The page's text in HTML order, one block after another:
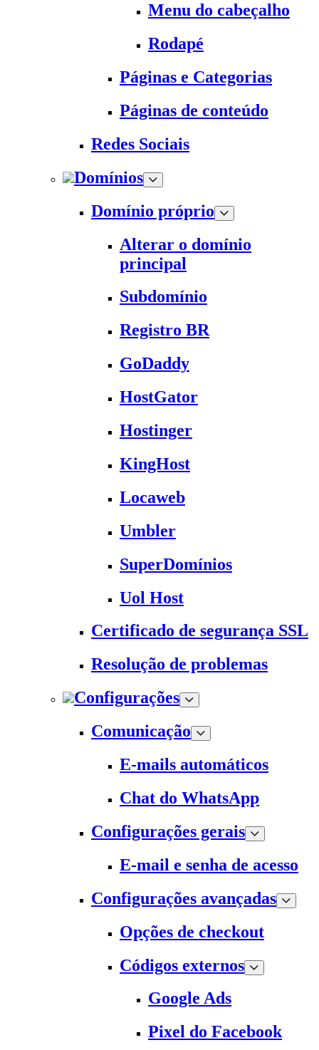
Menu do cabeçalho
Rodapé
Páginas e Categorias
Páginas de conteúdo
Redes Sociais
Domínios
Domínio próprio
Alterar o domínio
principal
Subdomínio
Registro BR
GoDaddy
HostGator
Hostinger
KingHost
Locaweb
Umbler
SuperDomínios
Uol Host
Certificado de segurança SSL
Resolução de problemas
Configurações
Comunicação
E-mails automáticos
Chat do WhatsApp
Configurações gerais
E-mail e senha de acesso
Configurações avançadas
Opções de checkout
Códigos externos
Google Ads
Pixel do Facebook